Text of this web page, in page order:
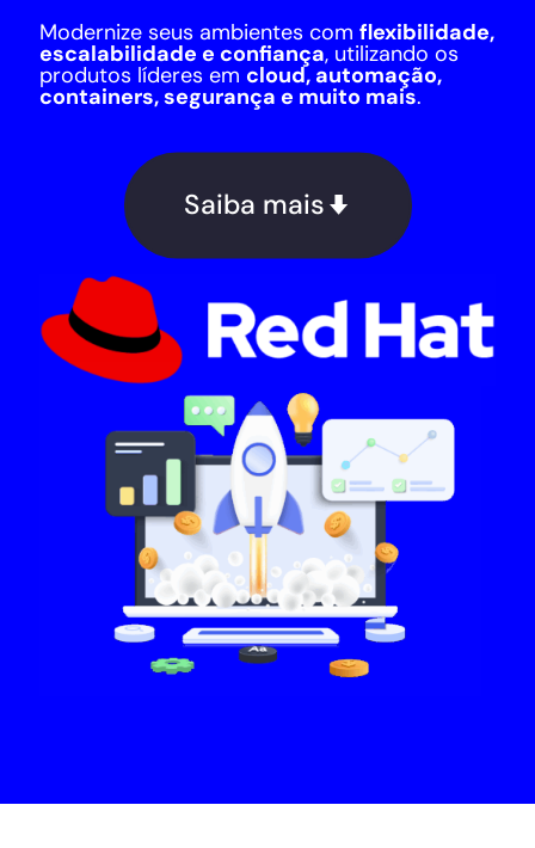
Modernize seus ambientes com flexibilidade,
escalabilidade e confiança, utilizando os
produtos líderes em cloud, automação,
containers, segurança e muito mais.
Saiba mais